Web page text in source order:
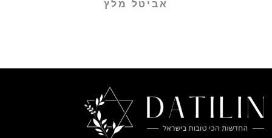
אביטל מלץ